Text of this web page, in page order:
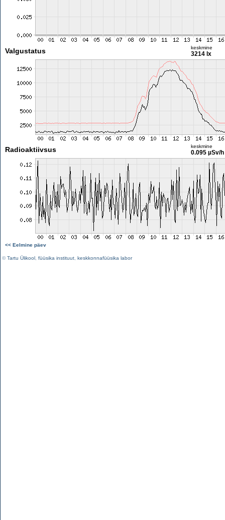
Valgustatus keskmine
3214 lx
Radioaktiivsus keskmine
0.095 µSv/h
<< Eelmine päev
©Tartu Ülikool füüsika instituut keskkonnafüüsika labor